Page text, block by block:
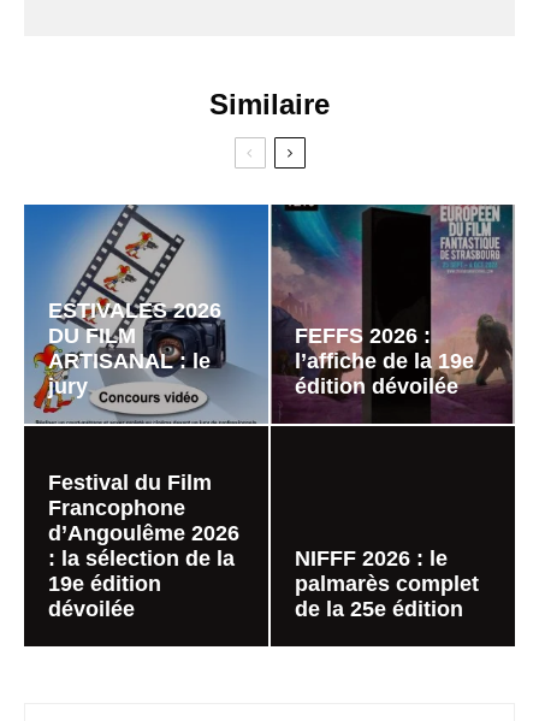
Similaire
ESTIVALES 2026
DU FILM
ARTISANAL : le
jury
FEFFS 2026 :
l’affiche de la 19e
édition dévoilée
Festival du Film
Francophone
d’Angoulême 2026
: la sélection de la
19e édition
dévoilée
NIFFF 2026 : le
palmarès complet
de la 25e édition